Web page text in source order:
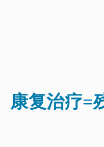
康复治疗=